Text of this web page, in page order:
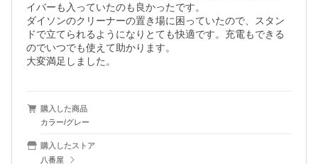
イバーも入っていたのも良かったです。
ダイソンのクリーナーの置き場に困っていたので、スタン
ドで立てられるようになりとても快適です。充電もできる
のでいつでも使えて助かります。
大変満足しました。
購入した商品
カラー/グレー
購入したストア
八番屋